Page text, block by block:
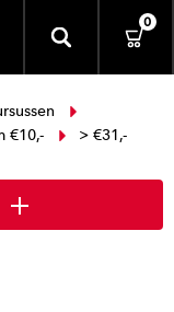
0
€10,- > €31,-